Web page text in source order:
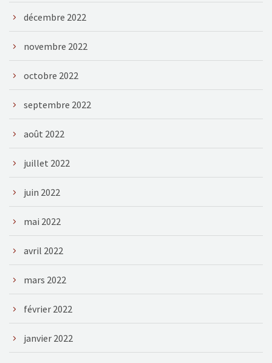
décembre 2022
novembre 2022
octobre 2022
septembre 2022
août 2022
juillet 2022
juin 2022
mai 2022
avril 2022
mars 2022
février 2022
janvier 2022